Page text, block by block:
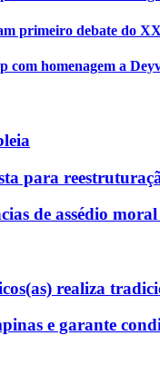
primeiro debate do
com homenagem a
para
de assédio
realiza
e garante